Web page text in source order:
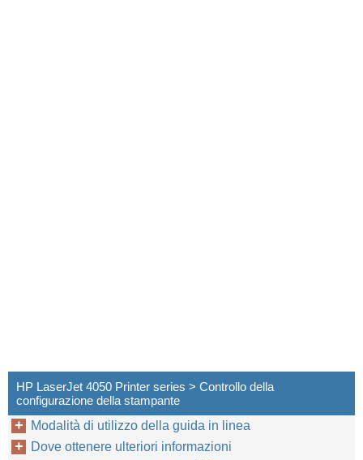
HP LaserJet 4050 Printer series > Controllo della
configurazione della stampante
Modalità di utilizzo della guida in linea
Dove ottenere ulteriori informazioni